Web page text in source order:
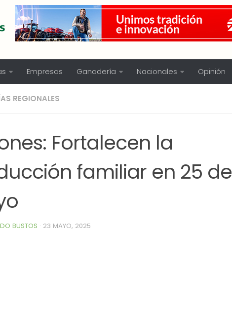
Empresas Ganadería Nacionales Opinión
REGIONALES
Fortalecen la
familiar en 25 de
BUSTOS · 23 MAYO, 2025